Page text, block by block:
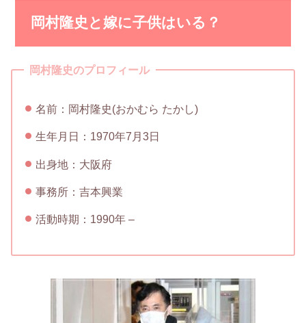
岡村隆史と嫁に子供はいる？
岡村隆史のプロフィール
名前：岡村隆史(おかむら たかし)
生年月日：1970年7月3日
出身地：大阪府
事務所：吉本興業
活動時期：1990年 –